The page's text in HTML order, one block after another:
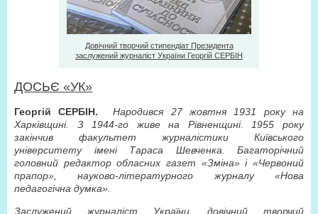
Довічний творчий стипендіат Президента
заслужений журналіст України Георгій СЕРБІН
ДОСЬЄ «УК»
Георгій СЕРБІН.
Народився 27 жовтня 1931 року на
Харківщині. З 1944-го живе на Рівненщині. 1955 року
закінчив факультет журналістики Київського
університету імені Тараса Шевченка. Багаторічний
головний редактор обласних газет «Зміна» і «Червоний
прапор», науково-літературного журналу «Нова
педагогічна думка».
Заслужений журналіст України, довічний творчий